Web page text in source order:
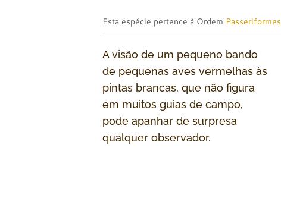
Esta espécie pertence à Ordem Passeriformes
A visão de um pequeno bando
de pequenas aves vermelhas às
pintas brancas, que não figura
em muitos guias de campo,
pode apanhar de surpresa
qualquer observador.